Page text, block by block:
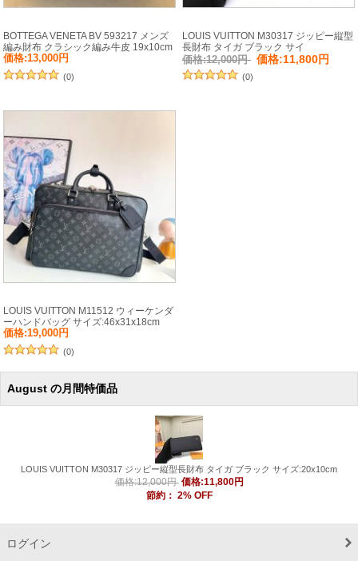
BOTTEGA VENETA BV 593217 メンズ
編み財布 クラシック編み牛皮 19x10cm
サイズ:19x10cm
価格:13,000円
(0)
LOUIS VUITTON M30317 ジッピー縦型
長財布 タイガ ブラック サイ
ズ:20x10cm
価格:12,000円 価格:11,800円
(0)
LOUIS VUITTON M11512 ウィーケンダ
ーハンドバッグ サイズ:46x31x18cm
価格:19,000円
(0)
August の月間特価品
LOUIS VUITTON M30317 ジッピー縦型長財布 タイガ ブラック サイズ:20x10cm
価格:12,000円 価格:11,800円
節約： 2% OFF
ログイン